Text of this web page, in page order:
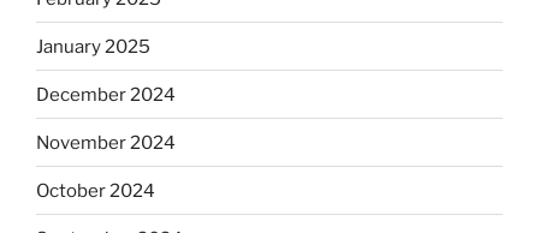
January 2025
December 2024
November 2024
October 2024